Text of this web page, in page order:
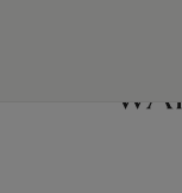
【会員様